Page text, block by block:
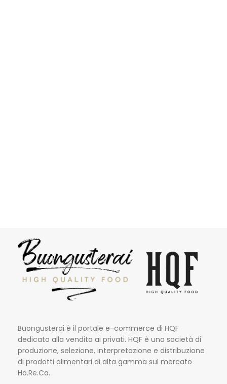
Buongusterai è il portale e-commerce di HQF
dedicato alla vendita ai privati. HQF è una società di
produzione, selezione, interpretazione e distribuzione
di prodotti alimentari di alta gamma sul mercato
Ho.Re.Ca.